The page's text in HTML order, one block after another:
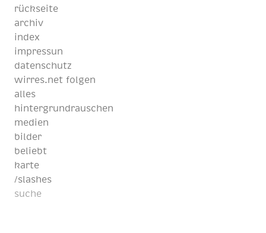
rückseite
archiv
index
impressun
datenschutz
wirres.net folgen
alles
hintergrundrauschen
medien
bilder
beliebt
karte
/slashes